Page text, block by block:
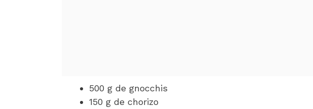
500 g de gnocchis
150 g de chorizo